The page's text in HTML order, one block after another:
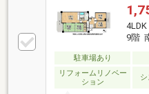
9階
駐車場あり
リフォームリノベー
ション